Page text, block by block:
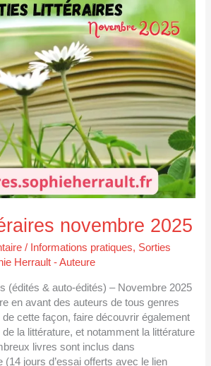
novembre 2025
/ Informations pratiques, Sorties
Herrault - Auteure
(édités & auto-édités) – Novembre 2025
en avant des auteurs de tous genres
de cette façon, faire découvrir également
de la littérature, et notamment la littérature
livres sont inclus dans
(14 jours d’essai offerts avec le lien